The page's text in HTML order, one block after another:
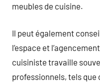
meubles de cuisine.
Il peut également
l’espace et
cuisiniste travaille
professionnels, tels que